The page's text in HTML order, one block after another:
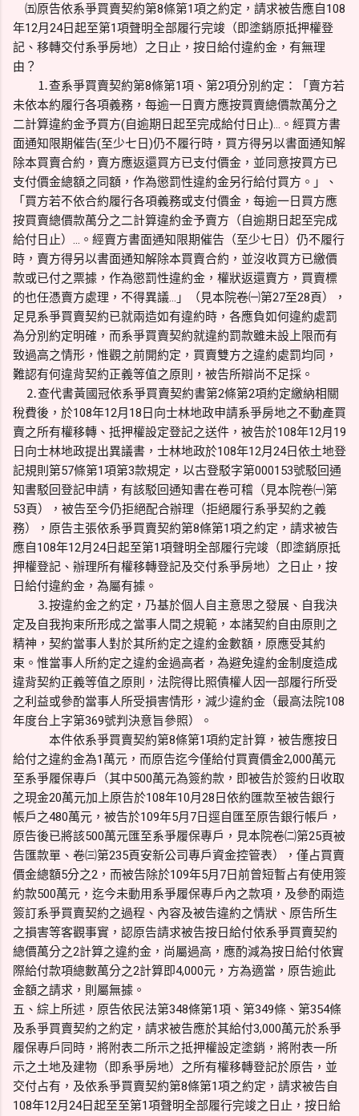
㈤原告依系爭買賣契約第8條第1項之約定，請求被告應自108
年12月24日起至第1項聲明全部履行完竣（即塗銷原抵押權登
記、移轉交付系爭房地）之日止，按日給付違約金，有無理
由？
⒈查系爭買賣契約第8條第1項、第2項分別約定：「賣方若
未依本約履行各項義務，每逾一日賣方應按買賣總價款萬分之
二計算違約金予買方(自逾期日起至完成給付日止)…。經買方書
面通知限期催告(至少七日)仍不履行時，買方得另以書面通知解
除本買賣合約，賣方應返還買方已支付價金，並同意按買方已
支付價金總額之同額，作為懲罰性違約金另行給付買方。」、
「買方若不依合約履行各項義務或支付價金，每逾一日買方應
按買賣總價款萬分之二計算違約金予賣方（自逾期日起至完成
給付日止）…。經賣方書面通知限期催告（至少七日）仍不履行
時，賣方得另以書面通知解除本買賣合約，並沒收買方已繳價
款或已付之票據，作為懲罰性違約金，權狀返還賣方，買賣標
的也任憑賣方處理，不得異議…」（見本院卷㈠第27至28頁），
足見系爭買賣契約已就兩造如有違約時，各應負如何違約處罰
為分別約定明確，而系爭買賣契約就違約罰款雖未設上限而有
致過高之情形，惟觀之前開約定，買賣雙方之違約處罰均同，
難認有何違背契約正義等值之原則，被告所辯尚不足採。
⒉查代書黃國冠依系爭買賣契約書第2條第2項約定繳納相關
稅費後，於108年12月18日向士林地政申請系爭房地之不動產買
賣之所有權移轉、抵押權設定登記之送件，被告於108年12月19
日向士林地政提出異議書，士林地政於108年12月24日依土地登
記規則第57條第1項第3款規定，以古登駁字第000153號駁回通
知書駁回登記申請，有該駁回通知書在卷可稽（見本院卷㈠第
53頁），被告至今仍拒絕配合辦理（拒絕履行系爭契約之義
務），原告主張依系爭買賣契約第8條第1項之約定，請求被告
應自108年12月24日起至第1項聲明全部履行完竣（即塗銷原抵
押權登記、辦理所有權移轉登記及交付系爭房地）之日止，按
日給付違約金，為屬有據。
⒊按違約金之約定，乃基於個人自主意思之發展、自我決
定及自我拘束所形成之當事人間之規範，本諸契約自由原則之
精神，契約當事人對於其所約定之違約金數額，原應受其約
束。惟當事人所約定之違約金過高者，為避免違約金制度造成
違背契約正義等值之原則，法院得比照債權人因一部履行所受
之利益或參酌當事人所受損害情形，減少違約金（最高法院108
年度台上字第369號判決意旨參照）。
本件依系爭買賣契約第8條第1項約定計算，被告應按日
給付之違約金為1萬元，而原告迄今僅給付買賣價金2,000萬元
至系爭履保專戶（其中500萬元為簽約款，即被告於簽約日收取
之現金20萬元加上原告於108年10月28日依約匯款至被告銀行
帳戶之480萬元，被告於109年5月7日逕自匯至原告銀行帳戶，
原告後已將該500萬元匯至系爭履保專戶，見本院卷㈡第25頁被
告匯款單、卷㈢第235頁安新公司專戶資金控管表），僅占買賣
價金總額5分之2，而被告除於109年5月7日前曾短暫占有使用簽
約款500萬元，迄今未動用系爭履保專戶內之款項，及參酌兩造
簽訂系爭買賣契約之過程、內容及被告違約之情狀、原告所生
之損害等客觀事實，認原告請求被告按日給付依系爭買賣契約
總價萬分之2計算之違約金，尚屬過高，應酌減為按日給付依實
際給付款項總數萬分之2計算即4,000元，方為適當，原告逾此
金額之請求，則屬無據。
五、綜上所述，原告依民法第348條第1項、第349條、第354條
及系爭買賣契約之約定，請求被告應於其給付3,000萬元於系爭
履保專戶同時，將附表二所示之抵押權設定塗銷，將附表一所
示之土地及建物（即系爭房地）之所有權移轉登記於原告，並
交付占有，及依系爭買賣契約第8條第1項之約定，請求被告自
108年12月24日起至至第1項聲明全部履行完竣之日止，按日給